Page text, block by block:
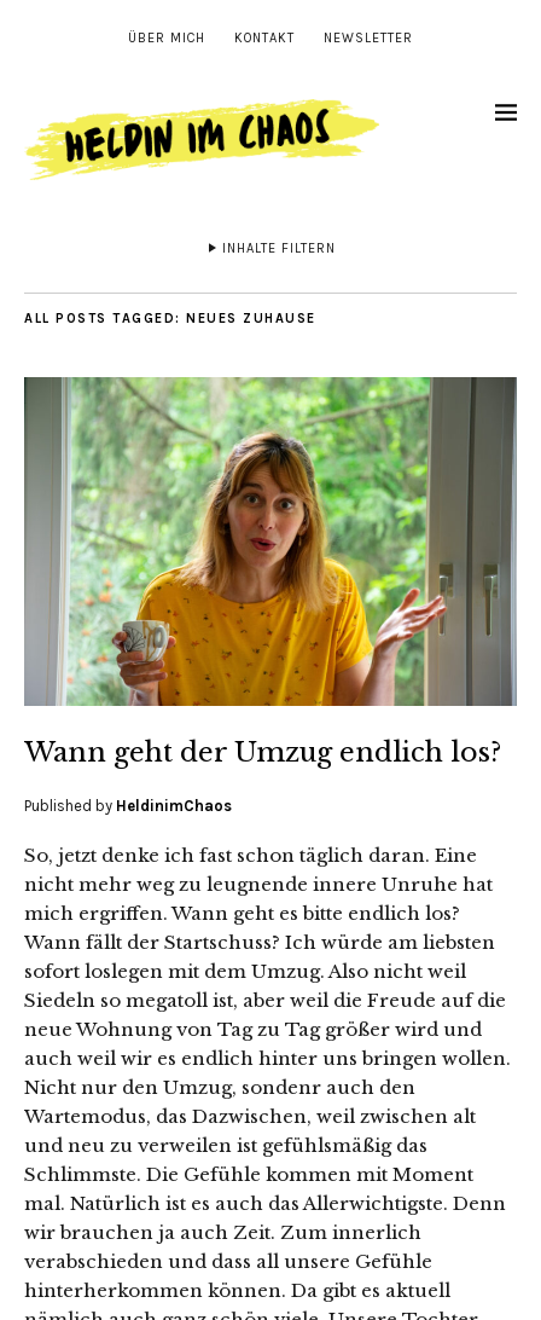
ÜBER MICH KONTAKT NEWSLETTER
INHALTE FILTERN
ALL POSTS TAGGED: NEUES ZUHAUSE
Wann geht der Umzug endlich los?
Published by HeldinimChaos
So, jetzt denke ich fast schon täglich daran. Eine
nicht mehr weg zu leugnende innere Unruhe hat
mich ergriffen. Wann geht es bitte endlich los?
Wann fällt der Startschuss? Ich würde am liebsten
sofort loslegen mit dem Umzug. Also nicht weil
Siedeln so megatoll ist, aber weil die Freude auf die
neue Wohnung von Tag zu Tag größer wird und
auch weil wir es endlich hinter uns bringen wollen.
Nicht nur den Umzug, sondenr auch den
Wartemodus, das Dazwischen, weil zwischen alt
und neu zu verweilen ist gefühlsmäßig das
Schlimmste. Die Gefühle kommen mit Moment
mal. Natürlich ist es auch das Allerwichtigste. Denn
wir brauchen ja auch Zeit. Zum innerlich
verabschieden und dass all unsere Gefühle
hinterherkommen können. Da gibt es aktuell